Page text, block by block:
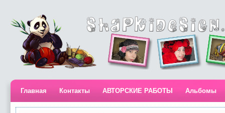
Главная Контакты АВТОРСКИЕ РАБОТЫ Альбомы